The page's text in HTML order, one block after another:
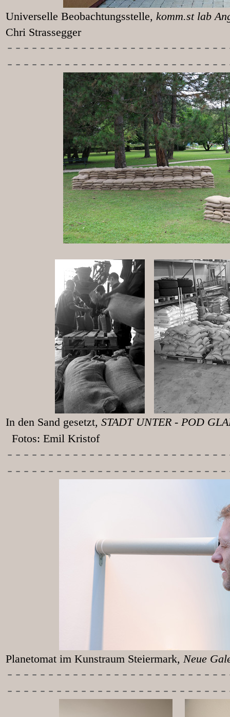
Universelle Beobachtungsstelle,
Chri Strassegger
-----------
In den Sand gesetzt, STADT
Fotos: Emil Kristof
-----------
Planetomat im Kunstraum Steiermark,
-----------